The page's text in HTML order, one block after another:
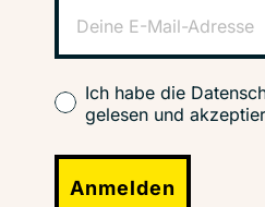
Ich habe die
gelesen und
Anmelden